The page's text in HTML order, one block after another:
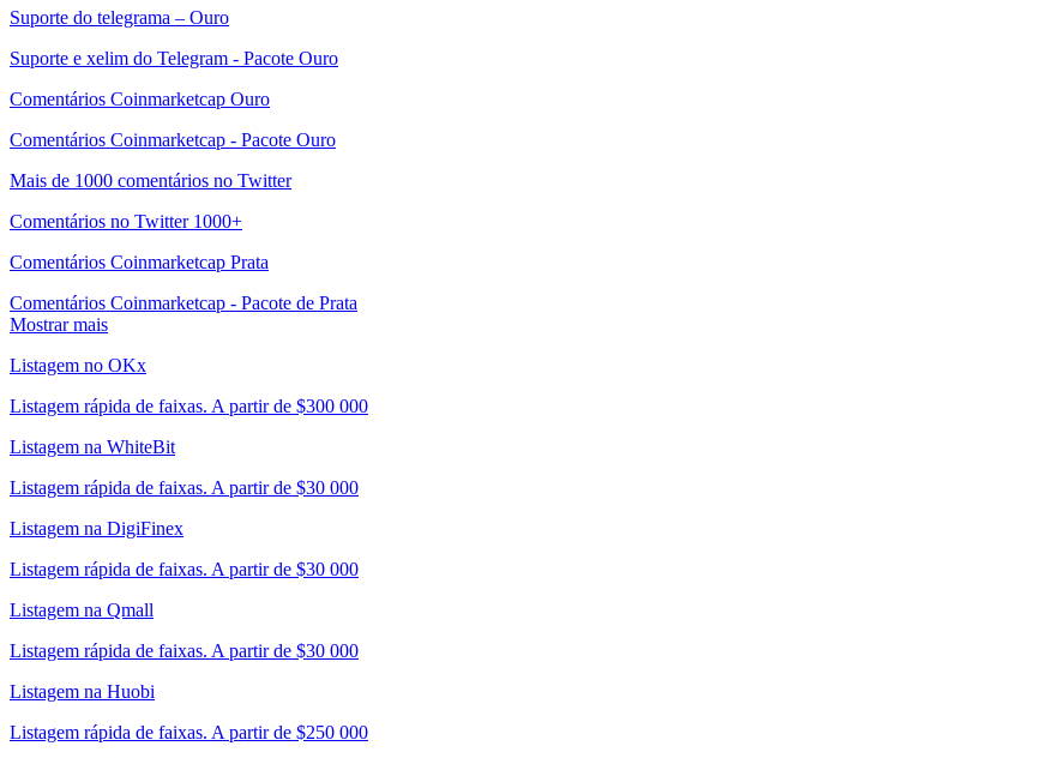
Suporte do telegrama – Ouro
Suporte e xelim do Telegram - Pacote Ouro
Comentários Coinmarketcap Ouro
Comentários Coinmarketcap - Pacote Ouro
Mais de 1000 comentários no Twitter
Comentários no Twitter 1000+
Comentários Coinmarketcap Prata
Comentários Coinmarketcap - Pacote de Prata
Mostrar mais
Listagem no OKx
Listagem rápida de faixas. A partir de $300 000
Listagem na WhiteBit
Listagem rápida de faixas. A partir de $30 000
Listagem na DigiFinex
Listagem rápida de faixas. A partir de $30 000
Listagem na Qmall
Listagem rápida de faixas. A partir de $30 000
Listagem na Huobi
Listagem rápida de faixas. A partir de $250 000